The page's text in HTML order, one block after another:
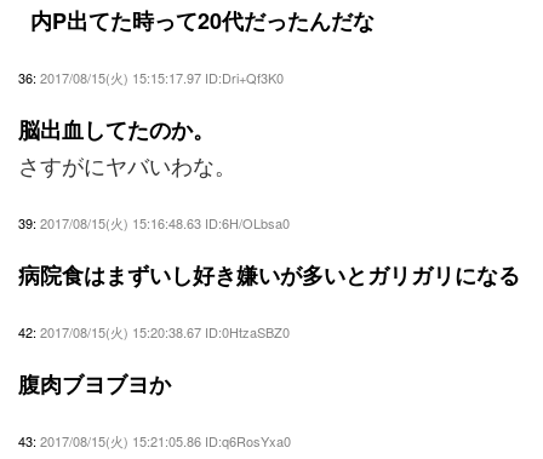
内P出てた時って20代だったんだな
36: 2017/08/15(火) 15:15:17.97 ID:Dri+Qf3K0
脳出血してたのか。
さすがにヤバいわな。
39: 2017/08/15(火) 15:16:48.63 ID:6H/OLbsa0
病院食はまずいし好き嫌いが多いとガリガリになる
42: 2017/08/15(火) 15:20:38.67 ID:0HtzaSBZ0
腹肉ブヨブヨか
43: 2017/08/15(火) 15:21:05.86 ID:q6RosYxa0